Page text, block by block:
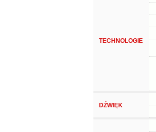
TECHNOLOGIE
DŹWIĘK